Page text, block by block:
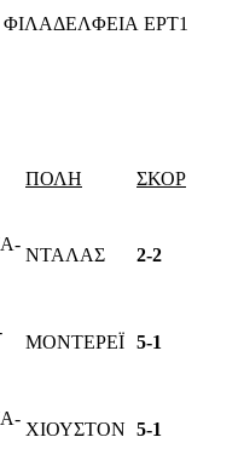
ΦΙΛΑΔΕΛΦΕΙΑ ΕΡΤ1
ΠΟΛΗ ΣΚΟΡ
ΝΤΑΛΑΣ 2-2
ΜΟΝΤΕΡΕΪ 5-1
ΧΙΟΥΣΤΟΝ 5-1